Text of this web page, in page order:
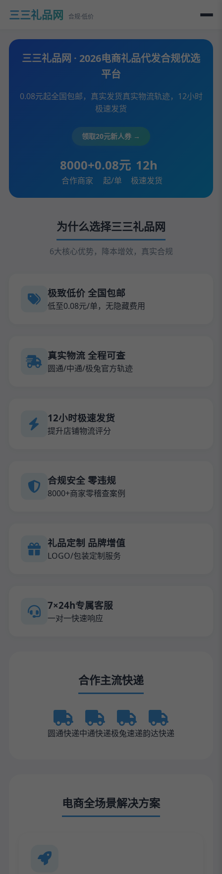
三三礼品网 合规·低价
三三礼品网 · 2026电商礼品代发合规优选
平台
0.08元起全国包邮，真实发货真实物流轨迹，12小时
极速发货
领取20元新人券 →
8000+
合作商家
0.08元
起/单
12h
极速发货
为什么选择三三礼品网
6大核心优势，降本增效，真实合规
极致低价 全国包邮
低至0.08元/单，无隐藏费用
真实物流 全程可查
圆通/中通/极兔官方轨迹
12小时极速发货
提升店铺物流评分
合规安全 零违规
8000+商家零稽查案例
礼品定制 品牌增值
LOGO/包装定制服务
7×24h专属客服
一对一快速响应
合作主流快递
圆通快递中通快递极兔速递韵达快递
电商全场景解决方案